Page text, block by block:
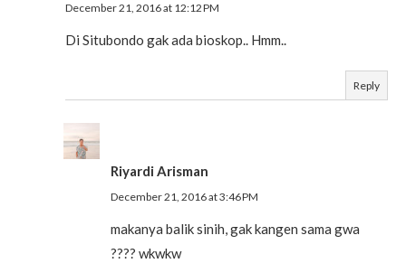
December 21, 2016 at 12:12 PM
Di Situbondo gak ada bioskop.. Hmm..
Reply
Riyardi Arisman
December 21, 2016 at 3:46 PM
makanya balik sinih, gak kangen sama gwa
???? wkwkw